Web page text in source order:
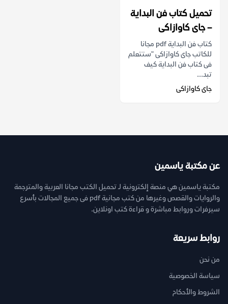
تحميل كتاب فن البداية
– جاى كاوازاكى
كتاب فن البداية pdf مجانا
للكاتب جاى كاوازاكى "ستتعلم
فى كتاب فن البداية كيف
تبد...
جاى كاوازاكى
عن مكتبة ياسمين
مكتبة ياسمين هي منصة إلكترونية لـ تحميل الكتب مجانا العربية والمترجمة
والروايات والقصص وغيرها من كتب مجانية pdf فى جميع المجالات بأسرع
سيرفرات وروابط مباشرة و قراءة كتب اونلاين.
روابط سريعة
من نحن
سياسة الخصوصية
الشروط والأحكام